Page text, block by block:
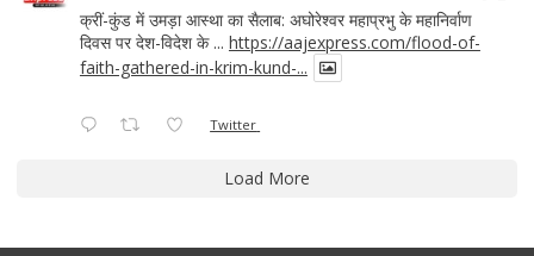
क्रीं-कुंड में उमड़ा आस्था का सैलाब: अघोरेश्वर महाप्रभु के महानिर्वाण
दिवस पर देश-विदेश के ... https://aajexpress.com/flood-of-
faith-gathered-in-krim-kund-...
Twitter
Load More